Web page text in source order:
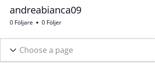
andreabianca09
0 Följare 0 Följer